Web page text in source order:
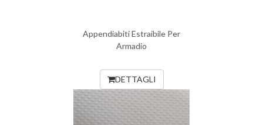
Appendiabiti Estraibile Per
Armadio
DETTAGLI